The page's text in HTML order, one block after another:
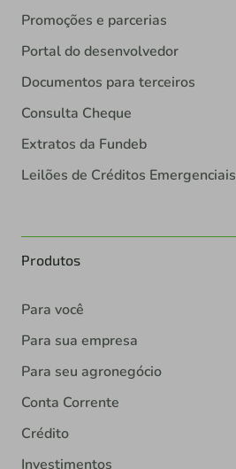
Promoções e parcerias
Portal do desenvolvedor
Documentos para terceiros
Consulta Cheque
Extratos da Fundeb
Leilões de Créditos Emergenciais
Produtos
Para você
Para sua empresa
Para seu agronegócio
Conta Corrente
Crédito
Investimentos